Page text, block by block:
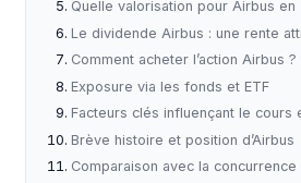
Quelle valorisation pour Airbus en
Le dividende Airbus : une rente
Comment acheter l’action Airbus ?
Exposure via les fonds et ETF
Facteurs clés influençant le cours
Brève histoire et position d’Airbus
Comparaison avec la concurrence